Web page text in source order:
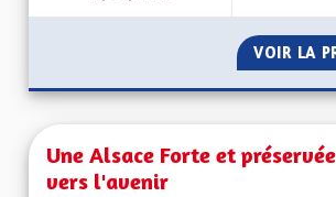
VOIR LA
Une Alsace Forte et
vers l'avenir